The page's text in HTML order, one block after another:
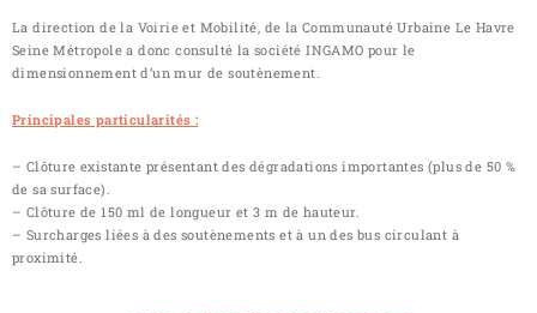
La direction de la Voirie et Mobilité, de la Communauté Urbaine Le Havre
Seine Métropole a donc consulté la société INGAMO pour le
dimensionnement d’un mur de soutènement.
Principales particularités :
– Clôture existante présentant des dégradations importantes (plus de 50 %
de sa surface).
– Clôture de 150 ml de longueur et 3 m de hauteur.
– Surcharges liées à des soutènements et à un des bus circulant à
proximité.